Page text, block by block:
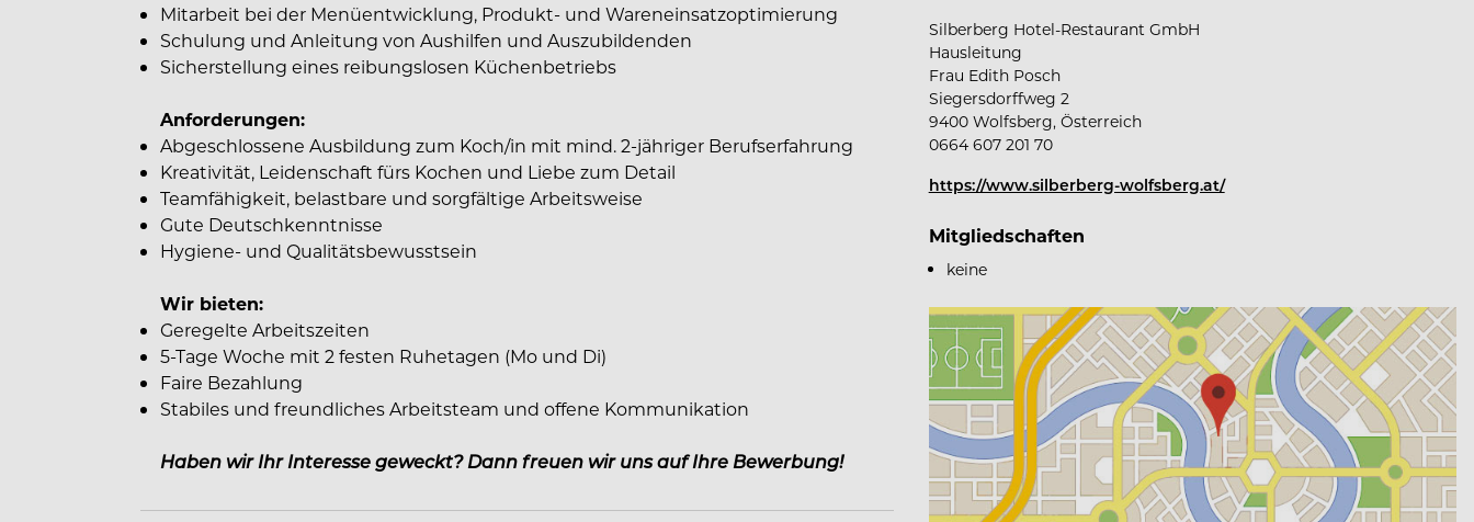
Mitarbeit bei der Menüentwicklung, Produkt- und Wareneinsatzoptimierung
Schulung und Anleitung von Aushilfen und Auszubildenden
Sicherstellung eines reibungslosen Küchenbetriebs
Anforderungen:
Abgeschlossene Ausbildung zum Koch/in mit mind. 2-jähriger Berufserfahrung
Kreativität, Leidenschaft fürs Kochen und Liebe zum Detail
Teamfähigkeit, belastbare und sorgfältige Arbeitsweise
Gute Deutschkenntnisse
Hygiene- und Qualitätsbewusstsein
Wir bieten:
Geregelte Arbeitszeiten
5-Tage Woche mit 2 festen Ruhetagen (Mo und Di)
Faire Bezahlung
Stabiles und freundliches Arbeitsteam und offene Kommunikation
Haben wir Ihr Interesse geweckt? Dann freuen wir uns auf Ihre Bewerbung!
Silberberg Hotel-Restaurant GmbH
Hausleitung
Frau Edith Posch
Siegersdorffweg 2
9400 Wolfsberg, Österreich
0664 607 201 70
https://www.silberberg-wolfsberg.at/
Mitgliedschaften
keine